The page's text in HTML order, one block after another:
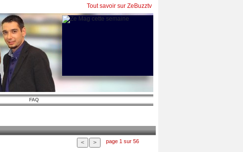
Tout savoir sur ZeBuzztv
FAQ
page 1 sur 56